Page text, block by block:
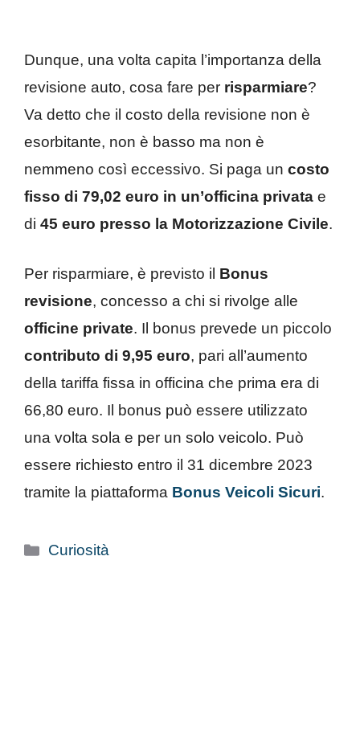
Dunque, una volta capita l’importanza della
revisione auto, cosa fare per risparmiare?
Va detto che il costo della revisione non è
esorbitante, non è basso ma non è
nemmeno così eccessivo. Si paga un costo
fisso di 79,02 euro in un’officina privata e
di 45 euro presso la Motorizzazione Civile.
Per risparmiare, è previsto il Bonus
revisione, concesso a chi si rivolge alle
officine private. Il bonus prevede un piccolo
contributo di 9,95 euro, pari all’aumento
della tariffa fissa in officina che prima era di
66,80 euro. Il bonus può essere utilizzato
una volta sola e per un solo veicolo. Può
essere richiesto entro il 31 dicembre 2023
tramite la piattaforma Bonus Veicoli Sicuri.
Categorie
Curiosità